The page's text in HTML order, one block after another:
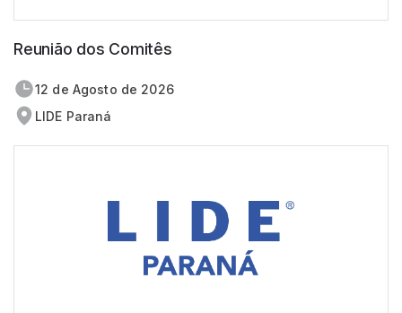
Reunião dos Comitês
12 de agosto de 2026
LIDE Paraná